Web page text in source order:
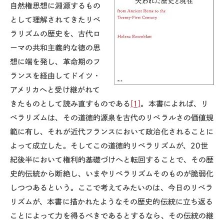
自然権思想に淵源するもの
として理解されてきたリベ
ラリズムの歴史を、古代ロ
ーマの共和主義的な徳の思
想に端を発し、革命期のフ
ランスを経由してドイツ・
アメリカへと受け継がれて
きたものとして読み直すものである [1]。本書によれば、リ
ベラリズムは、その道徳的源泉を古代のリベラルさの価値規
範に有し、それが近代フランスにおいて政治化されることに
よって成立した。そしてこの道徳的リベラリズムが、 20世
紀後半において権利的基礎づけへと転回することで、その歴
史的伝統から断絶し、いまやリベラリズムそのものが脆弱化
しつつあるという。ここで考えてみたいのは、今日のリベラ
リズムが、本書に描かれたようなその歴史的伝統に立ち返る
ことによって力を得るべきであるとするなら、その伝統の継